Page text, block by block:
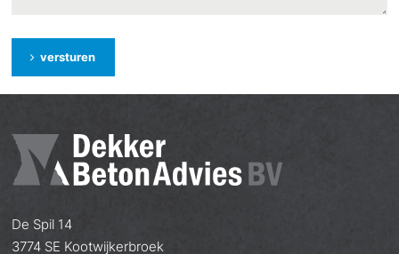
versturen
De Spil 14
3774 SE Kootwijkerbroek